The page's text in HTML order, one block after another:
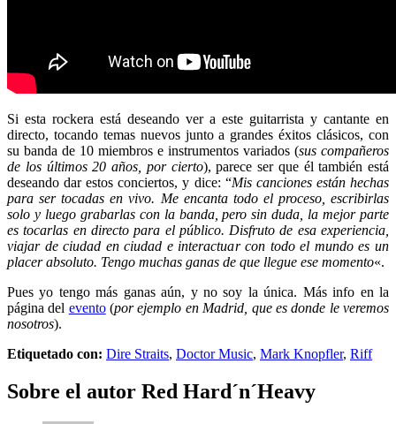
Si esta rockera está deseando ver a este guitarrista y cantante en
directo, tocando temas nuevos junto a grandes éxitos clásicos, con
su banda de 10 miembros e instrumentos variados (sus compañeros
de los últimos 20 años, por cierto), parece ser que él también está
deseando dar estos conciertos, y dice: “Mis canciones están hechas
para ser tocadas en vivo. Me encanta todo el proceso, escribirlas
solo y luego grabarlas con la banda, pero sin duda, la mejor parte
es tocarlas en directo para el público. Disfruto de esa experiencia,
viajar de ciudad en ciudad e interactuar con todo el mundo es un
placer absoluto. Tengo muchas ganas de que llegue ese momento«.
Pues yo tengo más ganas aún, y no soy la única. Más info en la
página del evento(por ejemplo en Madrid, que es donde le veremos
nosotros).
Etiquetado con: Dire Straits, Doctor Music, Mark Knopfler, Riff
Sobre el autor Red Hard´n´Heavy